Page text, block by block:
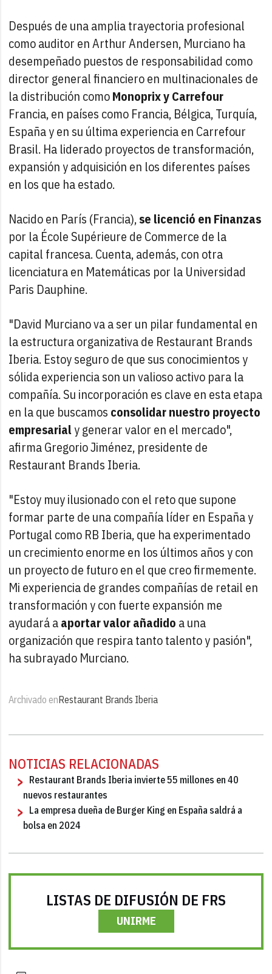
Después de una amplia trayectoria profesional
como auditor en Arthur Andersen, Murciano ha
desempeñado puestos de responsabilidad como
director general financiero en multinacionales de
la distribución comoMonoprix y Carrefour
Francia, en países como Francia, Bélgica, Turquía,
España y en su última experiencia en Carrefour
Brasil. Ha liderado proyectos de transformación,
expansión y adquisición en los diferentes países
en los que ha estado.
Nacido en París (Francia),se licenció en Finanzas
por la École Supérieure de Commerce de la
capital francesa. Cuenta, además, con otra
licenciatura en Matemáticas por la Universidad
Paris Dauphine.
"David Murciano va a ser un pilar fundamental en
la estructura organizativa de Restaurant Brands
Iberia. Estoy seguro de que sus conocimientos y
sólida experiencia son un valioso activo para la
compañía. Su incorporación es clave en esta etapa
en la que buscamos consolidar nuestro proyecto
empresarialy generar valor en el mercado",
afirma Gregorio Jiménez, presidente de
Restaurant Brands Iberia.
"Estoy muy ilusionado con el reto que supone
formar parte de una compañía líder en España y
Portugal como RB Iberia, que ha experimentado
un crecimiento enorme en los últimos años y con
un proyecto de futuro en el que creo firmemente.
Mi experiencia de grandes compañías de retail en
transformación y con fuerte expansión me
ayudará aaportar valor añadido a una
organización que respira tanto talento y pasión",
ha subrayado Murciano.
Archivado enRestaurant Brands Iberia
NOTICIAS RELACIONADAS
Restaurant Brands Iberia invierte 55 millones en 40
nuevos restaurantes
La empresa dueña de Burger King en España saldrá a
bolsa en 2024
LISTAS DE DIFUSIÓN DE FRS
UNIRME